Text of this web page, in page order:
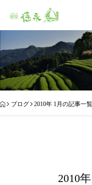
ブログ 2010年 1月の記事一覧
2010